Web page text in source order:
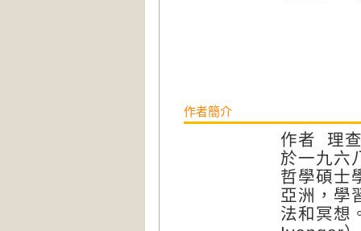
作者簡介
作者 理
於一九六
哲學碩士
亞洲，學
法和冥想